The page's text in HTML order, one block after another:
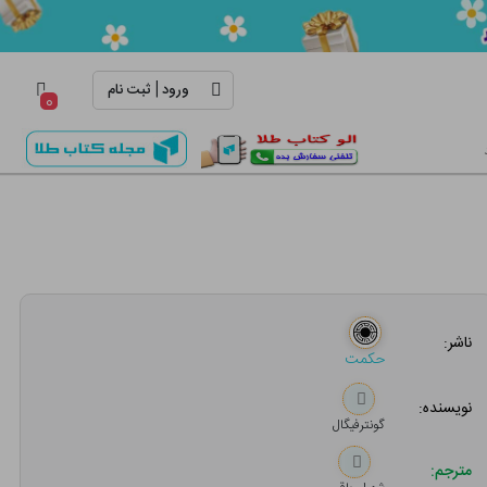
ورود| ثبت نام ۰
ناشر:
حکمت
نویسنده:
گونترفیگال
مترجم: